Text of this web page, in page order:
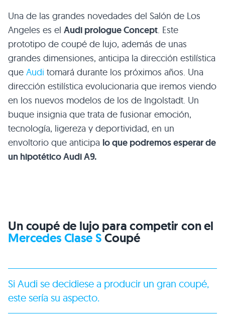
Una de las grandes novedades del Salón de Los
Angeles es el Audi prologue Concept. Este
prototipo de coupé de lujo, además de unas
grandes dimensiones, anticipa la dirección estilística
que Audi tomará durante los próximos años. Una
dirección estilística evolucionaria que iremos viendo
en los nuevos modelos de los de Ingolstadt. Un
buque insignia que trata de fusionar emoción,
tecnología, ligereza y deportividad, en un
envoltorio que anticipa lo que podremos esperar de
un hipotético Audi A9.
Un coupé de lujo para competir con el
Mercedes Clase SCoupé
Si Audi se decidiese a producir un gran coupé,
este sería su aspecto.